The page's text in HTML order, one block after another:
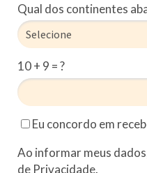
Qual dos continentes
10 + 9 = ?
Eu concordo em
Ao informar meus
de Privacidade.